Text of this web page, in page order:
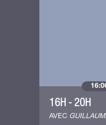
16H - 20H
AVEC